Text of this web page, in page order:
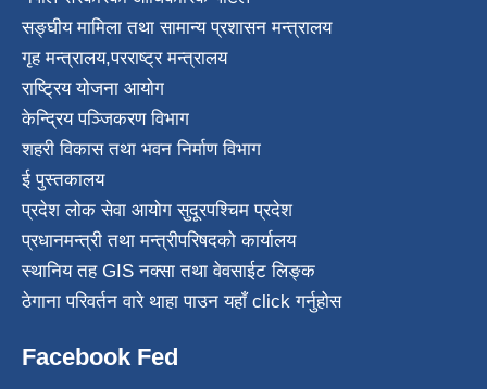
सङ्घीय मामिला तथा सामान्य प्रशासन मन्त्रालय
गृह मन्त्रालय,परराष्ट्र मन्त्रालय
राष्ट्रिय योजना आयोग
केन्द्रिय पञ्जिकरण विभाग
शहरी विकास तथा भवन निर्माण विभाग
ई पुस्तकालय
प्रदेश लोक सेवा आयोग सुदूरपश्चिम प्रदेश
प्रधानमन्त्री तथा मन्त्रीपरिषदको कार्यालय
स्थानिय तह GIS नक्सा तथा वेवसाईट लिङ्क
ठेगाना परिवर्तन वारे थाहा पाउन यहाँ click गर्नुहोस
Facebook Fed